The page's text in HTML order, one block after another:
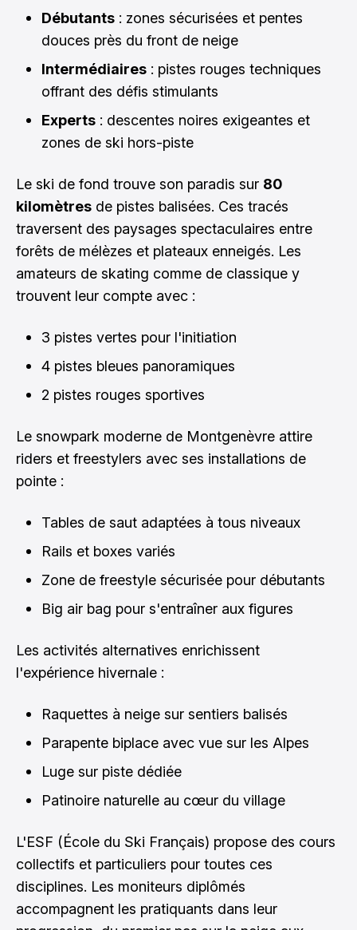
Débutants : zones sécurisées et pentes
douces près du front de neige
Intermédiaires : pistes rouges techniques
offrant des défis stimulants
Experts : descentes noires exigeantes et
zones de ski hors-piste
Le ski de fond trouve son paradis sur 80
kilomètres de pistes balisées. Ces tracés
traversent des paysages spectaculaires entre
forêts de mélèzes et plateaux enneigés. Les
amateurs de skating comme de classique y
trouvent leur compte avec :
3 pistes vertes pour l'initiation
4 pistes bleues panoramiques
2 pistes rouges sportives
Le snowpark moderne de Montgenèvre attire
riders et freestylers avec ses installations de
pointe :
Tables de saut adaptées à tous niveaux
Rails et boxes variés
Zone de freestyle sécurisée pour débutants
Big air bag pour s'entraîner aux figures
Les activités alternatives enrichissent
l'expérience hivernale :
Raquettes à neige sur sentiers balisés
Parapente biplace avec vue sur les Alpes
Luge sur piste dédiée
Patinoire naturelle au cœur du village
L'ESF (École du Ski Français) propose des cours
collectifs et particuliers pour toutes ces
disciplines. Les moniteurs diplômés
accompagnent les pratiquants dans leur